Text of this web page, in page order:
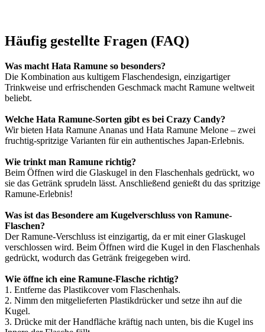
Häufig gestellte Fragen (FAQ)
Was macht Hata Ramune so besonders?
Die Kombination aus kultigem Flaschendesign, einzigartiger
Trinkweise und erfrischenden Geschmack macht Ramune weltweit
beliebt.
Welche Hata Ramune-Sorten gibt es bei Crazy Candy?
Wir bieten Hata Ramune Ananas und Hata Ramune Melone – zwei
fruchtig-spritzige Varianten für ein authentisches Japan-Erlebnis.
Wie trinkt man Ramune richtig?
Beim Öffnen wird die Glaskugel in den Flaschenhals gedrückt, wo
sie das Getränk sprudeln lässt. Anschließend genießt du das spritzige
Ramune-Erlebnis!
Was ist das Besondere am Kugelverschluss von Ramune-
Flaschen?
Der Ramune-Verschluss ist einzigartig, da er mit einer Glaskugel
verschlossen wird. Beim Öffnen wird die Kugel in den Flaschenhals
gedrückt, wodurch das Getränk freigegeben wird.
Wie öffne ich eine Ramune-Flasche richtig?
1. Entferne das Plastikcover vom Flaschenhals.
2. Nimm den mitgelieferten Plastikdrücker und setze ihn auf die
Kugel.
3. Drücke mit der Handfläche kräftig nach unten, bis die Kugel ins